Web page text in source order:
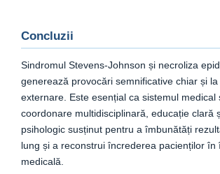
Concluzii
Sindromul Stevens-Johnson și necroliza
generează provocări semnificative chiar și
externare. Este esențial ca sistemul medical
coordonare multidisciplinară, educație clară
psihologic susținut pentru a îmbunătăți
lung și a reconstrui încrederea pacienților în
medicală.